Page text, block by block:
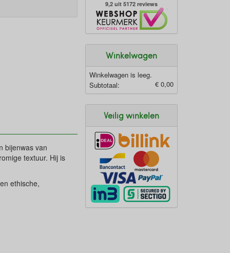
bijenwas van
textuur. Hij is
ethische,
9,2 uit 5172 reviews
Winkelwagen
Winkelwagen is leeg.
Subtotaal:
€ 0,00
Veilig winkelen